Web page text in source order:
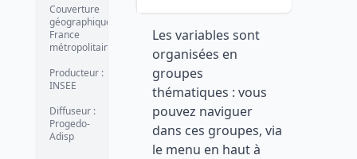
Couverture
géographique :
France
métropolitaine
Producteur :
INSEE
Diffuseur :
Progedo-
Adisp
Les variables sont
organisées en
groupes
thématiques : vous
pouvez naviguer
dans ces groupes, via
le menu en haut à